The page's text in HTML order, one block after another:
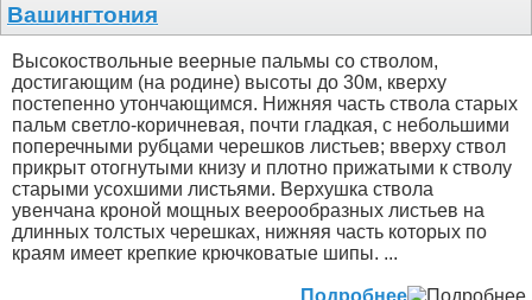
Вашингтония
Высокоствольные веерные пальмы со стволом,
достигающим (на родине) высоты до 30м, кверху
постепенно утончающимся. Нижняя часть ствола старых
пальм светло-коричневая, почти гладкая, с небольшими
поперечными рубцами черешков листьев; вверху ствол
прикрыт отогнутыми книзу и плотно прижатыми к стволу
старыми усохшими листьями. Верхушка ствола
увенчана кроной мощных веерообразных листьев на
длинных толстых черешках, нижняя часть которых по
краям имеет крепкие крючковатые шипы. ...